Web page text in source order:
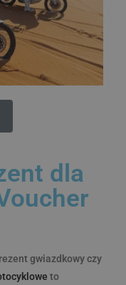
dla
gwiazdkowy czy
to